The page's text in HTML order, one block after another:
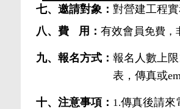
七、邀請對象： 對營建工程
八、費
用： 有效會員免費，
九、報名方式： 報名人數上
表，傳真或
十、注意事項： 1.傳真後請來